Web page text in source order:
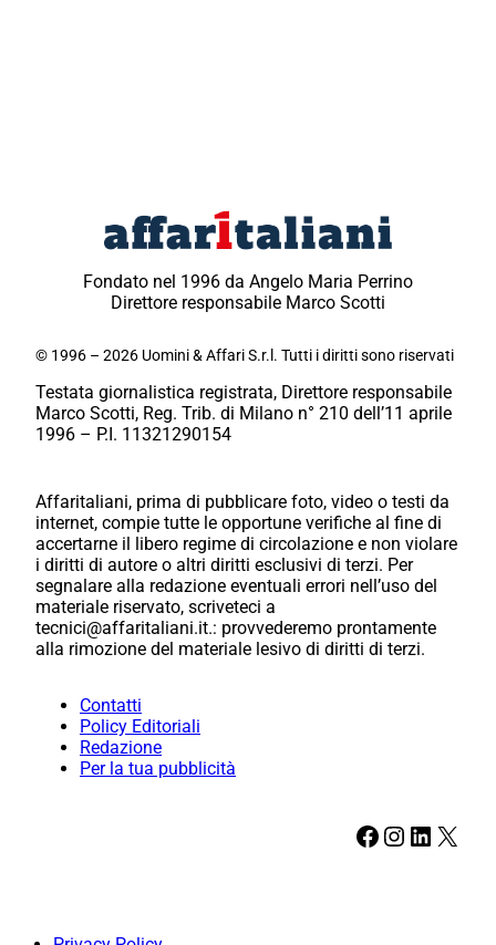
Fondato nel 1996 da Angelo Maria Perrino
Direttore responsabile Marco Scotti
© 1996 – 2026 Uomini & Affari S.r.l. Tutti i diritti sono riservati
Testata giornalistica registrata, Direttore responsabile
Marco Scotti, Reg. Trib. di Milano n° 210 dell’11 aprile
1996 – P.I. 11321290154
Affaritaliani, prima di pubblicare foto, video o testi da
internet, compie tutte le opportune verifiche al fine di
accertarne il libero regime di circolazione e non violare
i diritti di autore o altri diritti esclusivi di terzi. Per
segnalare alla redazione eventuali errori nell’uso del
materiale riservato, scriveteci a
tecnici@affaritaliani.it.: provvederemo prontamente
alla rimozione del materiale lesivo di diritti di terzi.
Contatti
Policy Editoriali
Redazione
Per la tua pubblicità
Facebook Instagram LinkedIn X